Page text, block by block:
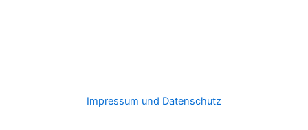
Impressum und Datenschutz